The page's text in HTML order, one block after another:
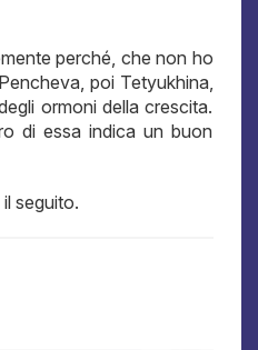
perché, che non ho
poi Tetyukhina,
ormoni della crescita.
di essa indica un buon
seguito.